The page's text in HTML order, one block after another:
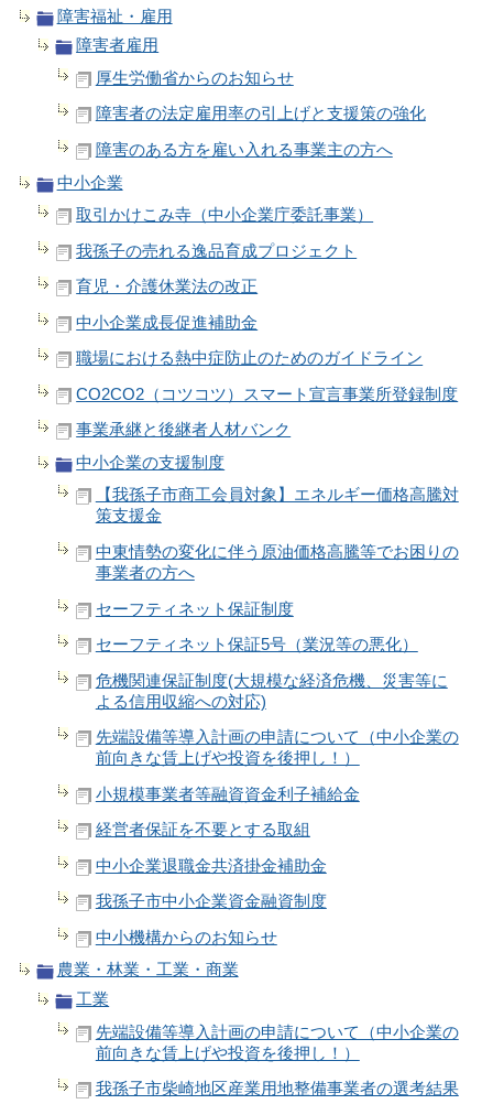
障害福祉・雇用
障害者雇用
厚生労働省からのお知らせ
障害者の法定雇用率の引上げと支援策の強化
障害のある方を雇い入れる事業主の方へ
中小企業
取引かけこみ寺（中小企業庁委託事業）
我孫子の売れる逸品育成プロジェクト
育児・介護休業法の改正
中小企業成長促進補助金
職場における熱中症防止のためのガイドライン
CO2CO2（コツコツ）スマート宣言事業所登録制度
事業承継と後継者人材バンク
中小企業の支援制度
【我孫子市商工会員対象】エネルギー価格高騰対
策支援金
中東情勢の変化に伴う原油価格高騰等でお困りの
事業者の方へ
セーフティネット保証制度
セーフティネット保証5号（業況等の悪化）
危機関連保証制度(大規模な経済危機、災害等に
よる信用収縮への対応)
先端設備等導入計画の申請について（中小企業の
前向きな賃上げや投資を後押し！）
小規模事業者等融資資金利子補給金
経営者保証を不要とする取組
中小企業退職金共済掛金補助金
我孫子市中小企業資金融資制度
中小機構からのお知らせ
農業・林業・工業・商業
工業
先端設備等導入計画の申請について（中小企業の
前向きな賃上げや投資を後押し！）
我孫子市柴崎地区産業用地整備事業者の選考結果